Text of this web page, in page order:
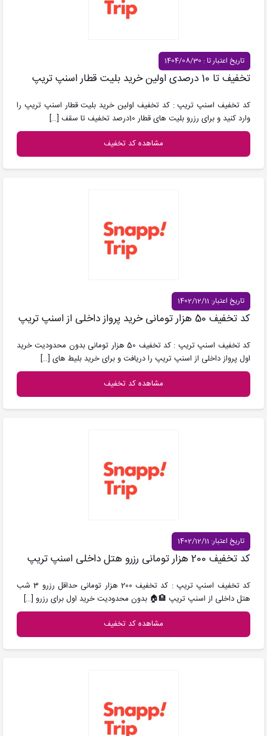
تاریخ اعتبار تا : 1404/08/30
تخفیف تا 10 درصدی اولین خرید بلیت قطار اسنپ تریپ
کد تخفیف اسنپ تریپ : کد تخفیف اولین خرید بلیت قطار اسنپ تریپ را
وارد کنید و برای رزرو بلیت های قطار 10درصد تخفیف تا سقف
[…]
مشاهده کد تخفیف
تاریخ اعتبار: 1402/12/11
کد تخفیف 50 هزار تومانی خرید پرواز داخلی از اسنپ تریپ
کد تخفیف اسنپ تریپ : کد تخفیف 50 هزار تومانی بدون محدودیت خرید
اول پرواز داخلی از اسنپ تریپ را دریافت و برای خرید بلیط های […]
مشاهده کد تخفیف
تاریخ اعتبار: 1402/12/11
کد تخفیف 200 هزار تومانی رزرو هتل داخلی اسنپ تریپ
کد تخفیف اسنپ تریپ : کد تخفیف 200 هزار تومانی حداقل رزرو 3 شب
هتل داخلی از اسنپ تریپ 🏨🏠 بدون محدودیت خرید اول برای رزرو […]
مشاهده کد تخفیف